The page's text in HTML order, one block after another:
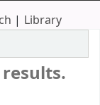
Library